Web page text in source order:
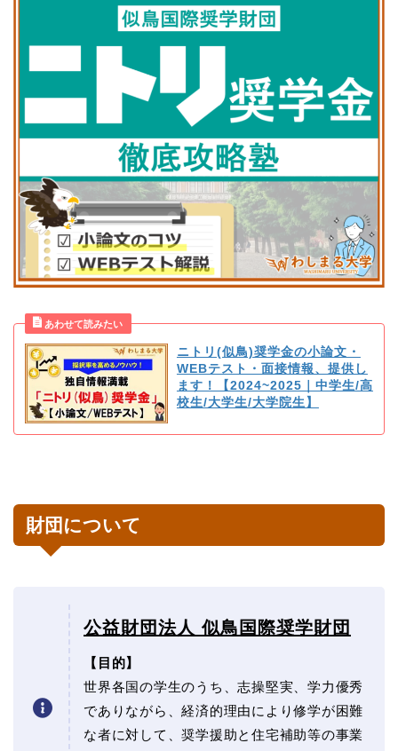
ニトリ(似鳥)奨学金の小論文・
WEBテスト・面接情報、提供し
ます！【2024~2025｜中学生/高
校生/大学生/大学院生】
財団について
公益財団法人 似鳥国際奨学財団
【目的】
世界各国の学生のうち、志操堅実、学力優秀
でありながら、経済的理由により修学が困難
な者に対して、奨学援助と住宅補助等の事業